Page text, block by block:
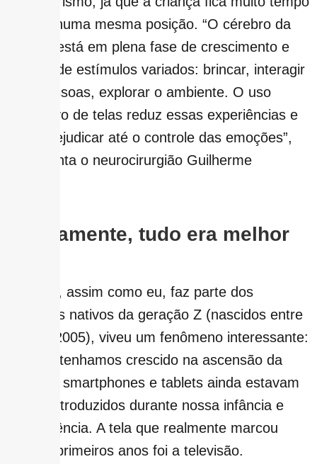
parada numa mesma posição. “O cérebro da
criança está em plena fase de crescimento e
precisa de estímulos variados: brincar, interagir
com pessoas, explorar o ambiente. O uso
excessivo de telas reduz essas experiências e
pode prejudicar até o controle das emoções”,
acrescenta o neurocirurgião Guilherme
Antigamente, tudo era melhor
Se você, assim como eu, faz parte dos
primeiros nativos da geração Z (nascidos entre
1997 e 2005), viveu um fenômeno interessante:
embora tenhamos crescido na ascensão da
internet, smartphones e tablets ainda estavam
sendo introduzidos durante nossa infância e
adolescência. A tela que realmente marcou
nossos primeiros anos foi a televisão.